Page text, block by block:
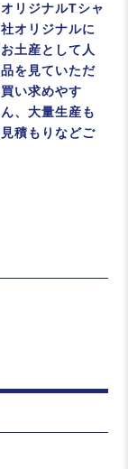
リジナルTシャ
オリジナルに
土産として人
を見ていただ
い求めやす
、大量生産も
積もりなどご